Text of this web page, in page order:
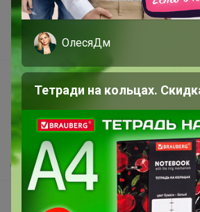
Поставщикам
Вакансии
support@24-ok.ru
Написать в поддержку
Защита покупателя
Помощь
О нас
ОлесяДм
Тетради на кольцах.